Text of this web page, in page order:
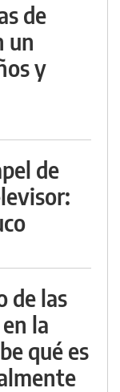
de
un
y
de
de las
la
qué es